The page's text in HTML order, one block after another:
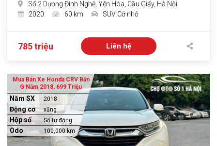
Số 2 Dương Đình Nghệ, Yên Hòa, Cầu Giấy, Hà Nội
2020
60 km SUV Cỡ nhỏ
785 triệu Liên hệ
Mua Bán Xe Honda CRV Bản
G Năm 2018, 699 Triệu
Năm SX 2018
Động cơ xăng
Hộp số Số tự động
Odo 100,000 km